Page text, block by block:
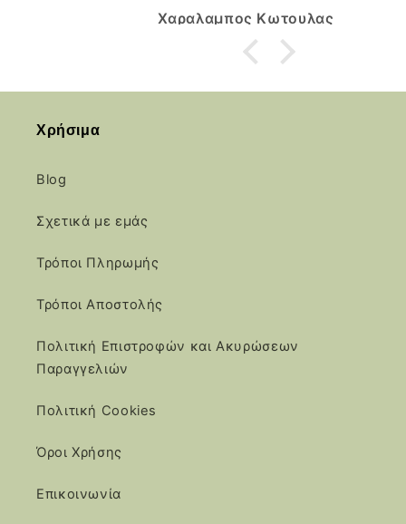
Χαραλαμπος Κωτουλας
Χρήσιμα
Blog
Σχετικά με εμάς
Τρόποι Πληρωμής
Τρόποι Αποστολής
Πολιτική Επιστροφών και Ακυρώσεων
Παραγγελιών
Πολιτική Cookies
Όροι Χρήσης
Επικοινωνία